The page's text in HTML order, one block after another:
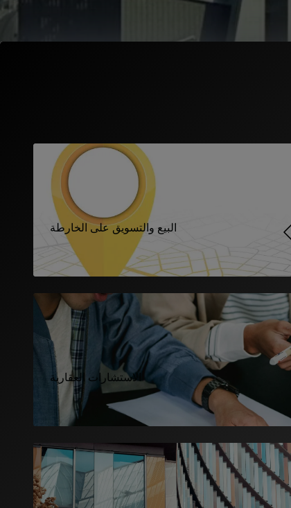
البيع والتسويق على الخارطة
الاستشارات العقارية